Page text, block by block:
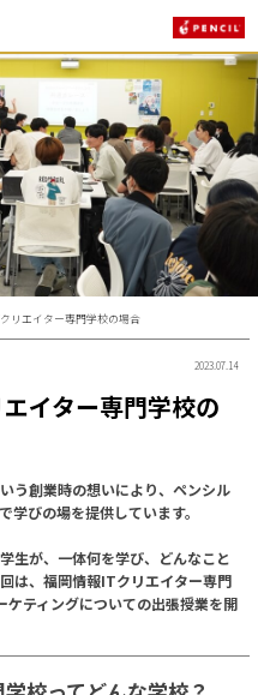
リエイター専門学校の場合
2023.07.14
イター専門学校の
う創業時の想いにより、ペンシル
びの場を提供しています。
生が、一体何を学び、どんなこと
は、福岡情報ITクリエイター専門
ティングについての出張授業を開